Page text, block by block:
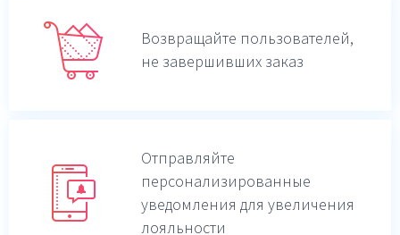
Возвращайте пользователей,
не завершивших заказ
Отправляйте
персонализированные
уведомления для увеличения
лояльности